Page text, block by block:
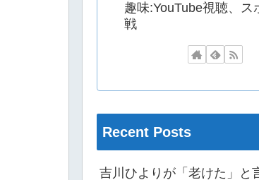
趣味:YouTube視聴、ス
戦
Recent Posts
吉川ひよりが「老けた」と